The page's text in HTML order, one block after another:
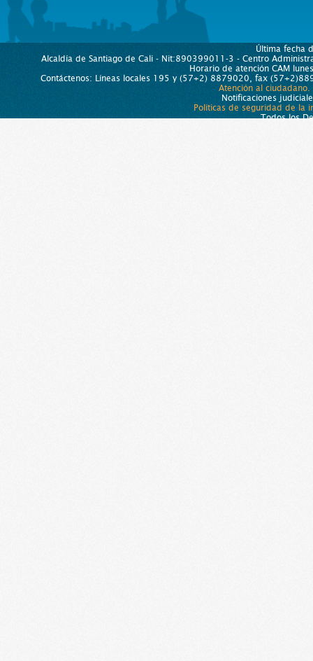
Última fecha
Alcaldía de Santiago de Cali - Nit:890399011-3 - Centro
Horario de atención CAM
Contáctenos: Líneas locales 195 y (57+2) 8879020, fax
Atención al ciudadano.
Notificaciones
Políticas de seguridad de la
Todos los